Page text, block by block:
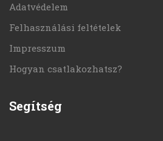
Adatvédelem
Felhasználási feltételek
Impresszum
Hogyan csatlakozhatsz?
Segítség